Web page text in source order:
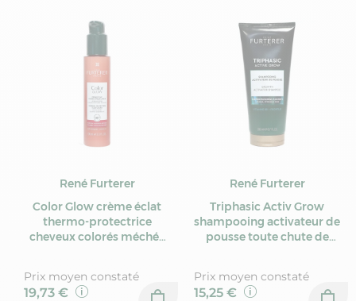
René Furterer
Color Glow crème éclat
thermo-protectrice
cheveux colorés méchés
Prix moyen constaté
19,73 €
René Furterer
Triphasic Activ Grow
shampooing activateur de
pousse toute chute de
Prix moyen constaté
15,25 €